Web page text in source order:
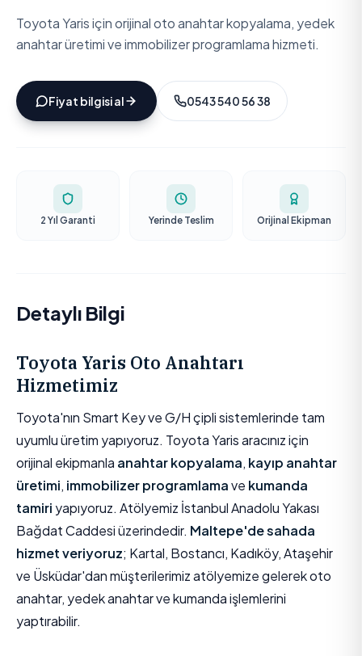
Toyota Yaris için orijinal oto anahtar kopyalama, yedek
anahtar üretimi ve immobilizer programlama hizmeti.
Fiyat bilgisi al 0543 540 56 38
2 Yıl Garanti Yerinde Teslim Orijinal Ekipman
Detaylı Bilgi
Toyota Yaris Oto Anahtarı
Hizmetimiz
Toyota'nın Smart Key ve G/H çipli sistemlerinde tam
uyumlu üretim yapıyoruz. Toyota Yaris aracınız için
orijinal ekipmanla anahtar kopyalama, kayıp anahtar
üretimi, immobilizer programlamave kumanda
tamiri yapıyoruz. Atölyemiz İstanbul Anadolu Yakası
Bağdat Caddesi üzerindedir. Maltepe'de sahada
hizmet veriyoruz; Kartal, Bostancı, Kadıköy, Ataşehir
ve Üsküdar'dan müşterilerimiz atölyemize gelerek oto
anahtar, yedek anahtar ve kumanda işlemlerini
yaptırabilir.